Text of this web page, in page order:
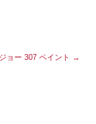
ョー 307 ペイント →